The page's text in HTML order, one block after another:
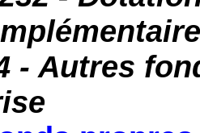
- Autres